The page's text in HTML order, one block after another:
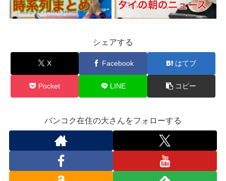
シェアする
X Facebook はてブ
Pocket LINE コピー
バンコク在住の大さんをフォローする